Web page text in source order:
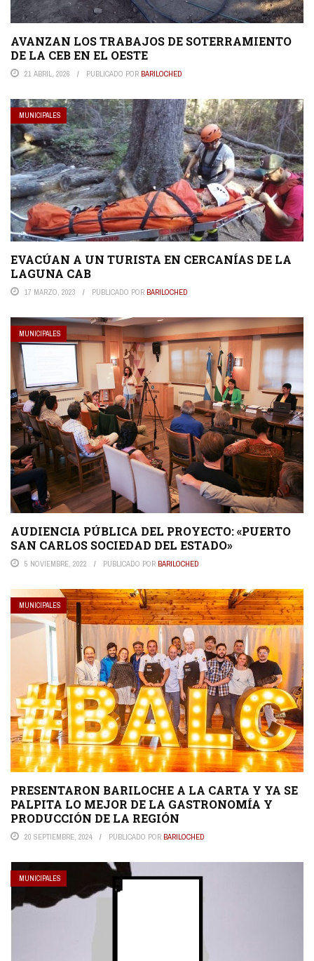
AVANZAN LOS TRABAJOS DE SOTERRAMIENTO
DE LA CEB EN EL OESTE
21 ABRIL, 2026 PUBLICADO POR BARILOCHED
MUNICIPALES
EVACÚAN A UN TURISTA EN CERCANÍAS DE LA
LAGUNA CAB
17 MARZO, 2023 PUBLICADO POR BARILOCHED
MUNICIPALES
AUDIENCIA PÚBLICA DEL PROYECTO: «PUERTO
SAN CARLOS SOCIEDAD DEL ESTADO»
5 NOVIEMBRE, 2022 PUBLICADO POR BARILOCHED
MUNICIPALES
PRESENTARON BARILOCHE A LA CARTA Y YA SE
PALPITA LO MEJOR DE LA GASTRONOMÍA Y
PRODUCCIÓN DE LA REGIÓN
20 SEPTIEMBRE, 2024 PUBLICADO POR BARILOCHED
MUNICIPALES